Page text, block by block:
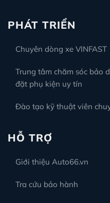
PHÁT TRIỂN
Chuyên dòng xe VINFAST
Trung tâm chăm sóc bảo
đặt phụ kiện uy tín
Đào tạo kỹ thuật viên
HỖ TRỢ
Giới thiệu Auto66.vn
Tra cứu bảo hành